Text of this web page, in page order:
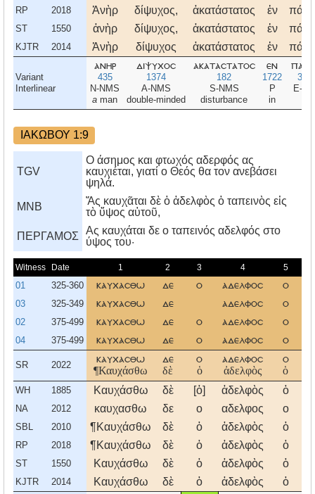
RP 2018 Ἀνὴρ δίψυχος, ἀκατάστατος ἐν
ST 1550 ἀνὴρ δίψυχος, ἀκατάστατος ἐν
KJTR 2014 Ἀνὴρ δίψυχος ἀκατάστατος ἐν
Variant
Interlinear
ανηρ
435
N-NMS
a man
διψυχοσ
1374
A-NMS
double-minded
ακαταστατοσ
182
S-NMS
disturbance
εν
1722
P
in
E-
ΙΑΚΩΒΟΥ 1:9
TGV
Ο άσημος και φτωχός αδερφός ας
καυχιέται, γιατί ο Θεός θα τον ανεβάσει
ψηλά.
MNB
Ἄς καυχᾶται δὲ ὁ ἀδελφὸς ὁ ταπεινὸς εἰς
τὸ ὕψος αὑτοῦ,
ΠΕΡΓΑΜΟΣ
Aς καυχάται δε ο ταπεινός αδελφός στο
ύψος του·
Witness Date 1 2 3 4 5
01 325-360 καυχασθω δε ο αδελφοσ ο
03 325-349 καυχασθω δε αδελφοσ ο
02 375-499 καυχασθω δε ο αδελφοσ ο
04 375-499 καυχασθω δε ο αδελφοσ ο
SR 2022
καυχασθω
¶Καυχάσθω
δε
δὲ
ο
ὁ
αδελφοσ
ἀδελφὸς
ο
ὁ
WH 1885 Καυχάσθω δὲ [ὁ] ἀδελφὸς ὁ
NA 2012 καυχασθω δε ο αδελφος ο
SBL 2010 ¶Καυχάσθω δὲ ὁ ἀδελφὸς ὁ
RP 2018 ¶Καυχάσθω δὲ ὁ ἀδελφὸς ὁ
ST 1550 Καυχάσθω δὲ ὁ ἀδελφὸς ὁ
KJTR 2014 Καυχάσθω δὲ ὁ ἀδελφὸς ὁ